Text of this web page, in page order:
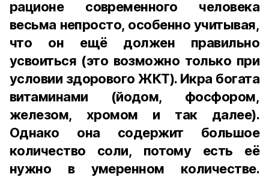
рационе современного человека
весьма непросто, особенно учитывая,
что он ещё должен правильно
усвоиться (это возможно только при
условии здорового ЖКТ). Икра богата
витаминами (йодом, фосфором,
железом, хромом и так далее).
Однако она содержит большое
количество соли, потому есть её
нужно в умеренном количестве.